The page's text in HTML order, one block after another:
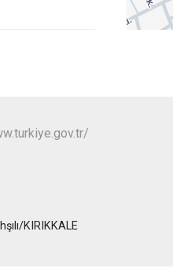
KIRIKKALE